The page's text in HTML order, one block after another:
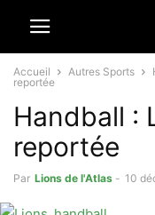
Accueil Autres Sports
reportée
Handball :
reportée
Par Lions de l'Atlas - 10